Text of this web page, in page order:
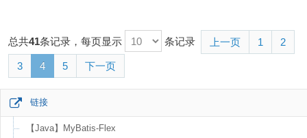
总共41条记录，每页显示 条记录 上一页 1 2
3 4 5 下一页
链接
【Java】MyBatis-Flex